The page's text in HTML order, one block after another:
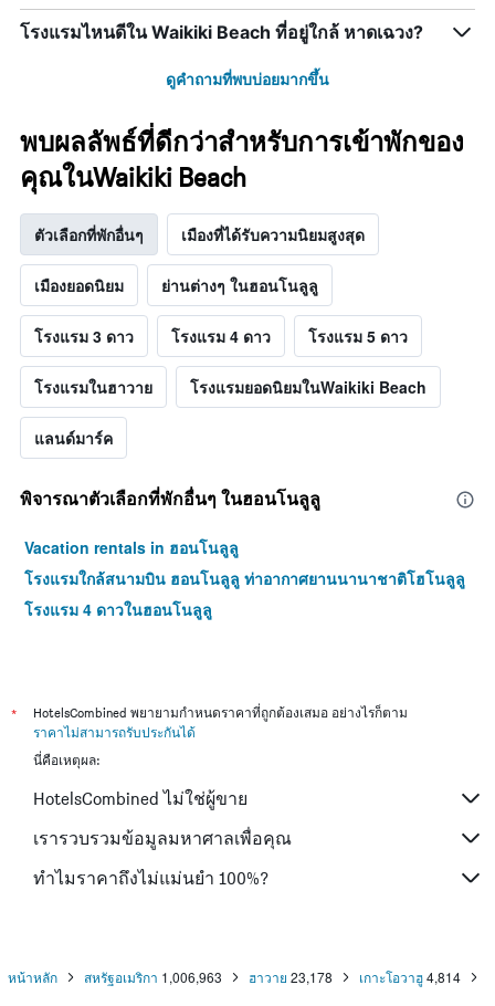
โรงแรมไหนดีใน Waikiki Beach ที่อยู่ใกล้ หาดเฉวง?
ดูคำถามที่พบบ่อยมากขึ้น
พบผลลัพธ์ที่ดีกว่าสำหรับการเข้าพักของ
คุณในWaikiki Beach
ตัวเลือกที่พักอื่นๆ เมืองที่ได้รับความนิยมสูงสุด
เมืองยอดนิยม ย่านต่างๆ ในฮอนโนลูลู
โรงแรม 3 ดาว โรงแรม 4 ดาว โรงแรม 5 ดาว
โรงแรมในฮาวาย โรงแรมยอดนิยมในWaikiki Beach
แลนด์มาร์ค
พิจารณาตัวเลือกที่พักอื่นๆ ในฮอนโนลูลู
Vacation rentals in ฮอนโนลูลู
โรงแรมใกล้สนามบิน ฮอนโนลูลู ท่าอากาศยานนานาชาติโฮโนลูลู
โรงแรม 4 ดาวในฮอนโนลูลู
*
HotelsCombined พยายามกำหนดราคาที่ถูกต้องเสมอ อย่างไรก็ตาม
ราคาไม่สามารถรับประกันได้
นี่คือเหตุผล:
HotelsCombined ไม่ใช่ผู้ขาย
เรารวบรวมข้อมูลมหาศาลเพื่อคุณ
ทำไมราคาถึงไม่แม่นยำ 100%?
หน้าหลัก สหรัฐอเมริกา 1,006,963 ฮาวาย 23,178 เกาะโอวาฮู4,814